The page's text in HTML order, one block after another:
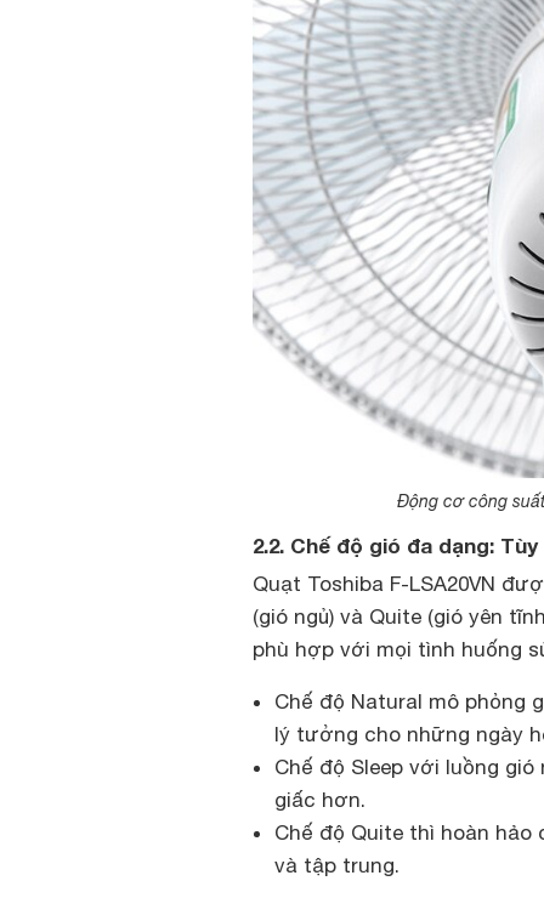
Động cơ công
2.2. Chế độ gió đa dạng:
Quạt Toshiba F-LSA20VN
(gió ngủ) và Quite (gió yên
phù hợp với mọi tình huống
Chế độ Natural mô phỏng
lý tưởng cho những ngày
Chế độ Sleep với luồng
giấc hơn.
Chế độ Quite thì hoàn
và tập trung.